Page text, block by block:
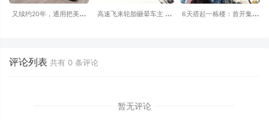
又续约20年，通用把美国
高速飞来轮胎砸晕车主 小
6天搭起一栋楼：首开集团
评论列表 共有 0 条评论
暂无评论